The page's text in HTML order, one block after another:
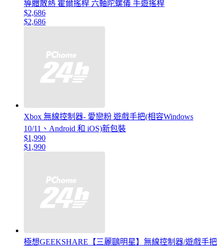
導體散熱 霍爾搖桿 六軸陀螺儀 手遊搖桿
$2,686
$2,686
Xbox 無線控制器- 愛戀粉 遊戲手把(相容Windows
10/11、Android 和 iOS)新包裝
$1,990
$1,990
極想GEEKSHARE【三麗鷗明星】無線控制器/遊戲手把